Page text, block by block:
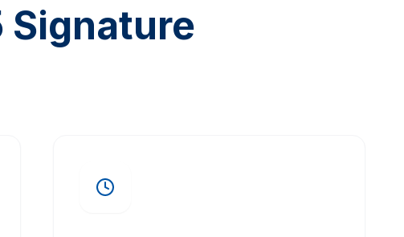
Signature